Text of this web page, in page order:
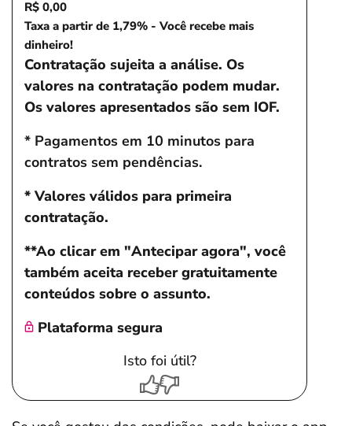
R$ 0,00
Taxa a partir de 1,79% - Você recebe mais
dinheiro!
Contratação sujeita a análise. Os
valores na contratação podem mudar.
Os valores apresentados são sem IOF.
* Pagamentos em 10 minutos para
contratos sem pendências.
* Valores válidos para primeira
contratação.
**Ao clicar em "Antecipar agora", você
também aceita receber gratuitamente
conteúdos sobre o assunto.
Plataforma segura
Isto foi útil?